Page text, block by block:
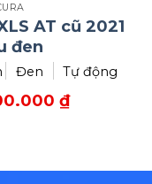
AT cũ 2021
đen
Đen Tự động
₫